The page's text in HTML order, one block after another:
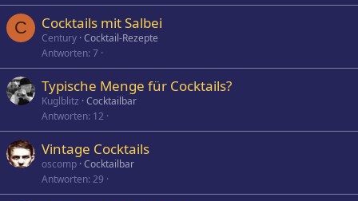
C Cocktails mit Salbei
Century Cocktail-Rezepte
Antworten 7
Typische Menge für Cocktails?
Kuglblitz Cocktailbar
Antworten 12
Vintage Cocktails
oscomp Cocktailbar
Antworten 29